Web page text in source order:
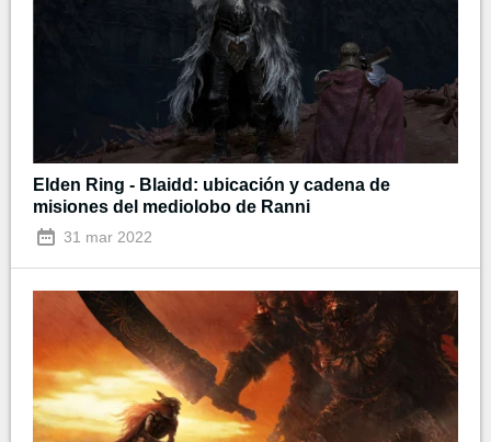
Elden Ring - Blaidd: ubicación y cadena de
misiones del mediolobo de Ranni
31 mar 2022